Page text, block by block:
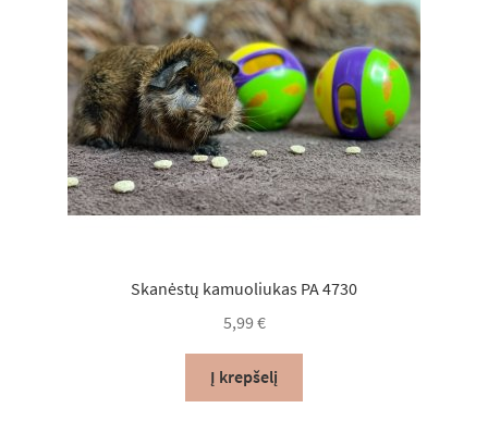
Skanėstų kamuoliukas PA 4730
5,99 €
Į krepšelį